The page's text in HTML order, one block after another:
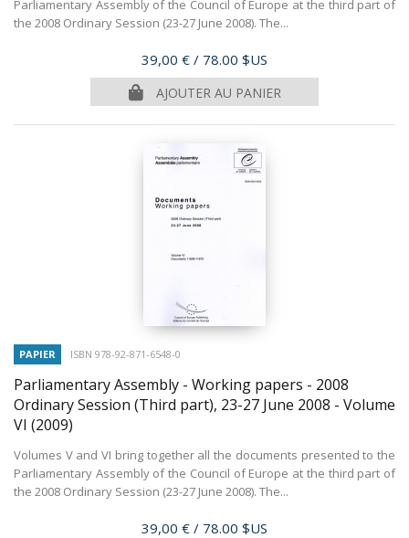
Parliamentary Assembly of the Council of Europe at the third part of
the 2008 Ordinary Session (23-27 June 2008). The...
Prix
39,00 € / 78.00 $US
AJOUTER AU PANIER
PAPIER ISBN 978-92-871-6548-0
Parliamentary Assembly - Working papers - 2008
Ordinary Session (Third part), 23-27 June 2008 - Volume
VI (2009)
Volumes V and VI bring together all the documents presented to the
Parliamentary Assembly of the Council of Europe at the third part of
the 2008 Ordinary Session (23-27 June 2008). The...
Prix
39,00 € / 78.00 $US